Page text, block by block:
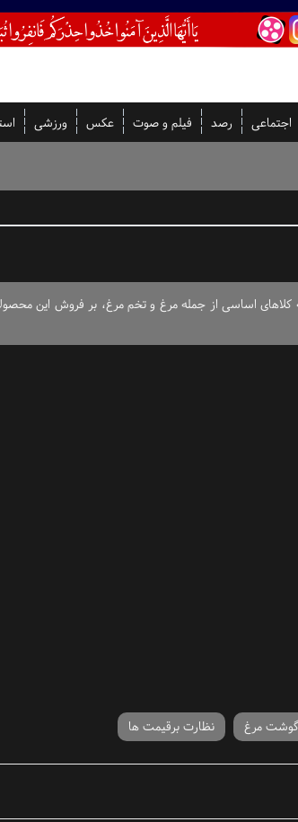
اجتماعی رصد فیلم و صوت عکس ورزشی
کلاهای اساسی از جمله مرغ و تخم‌ مرغ، بر فروش این
گوشت مرغ نظارت برقیمت ها